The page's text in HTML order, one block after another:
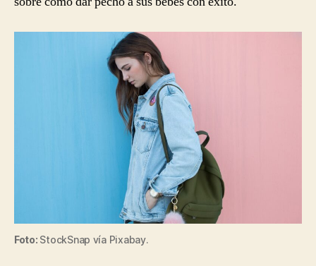
Foto: StockSnap vía Pixabay.